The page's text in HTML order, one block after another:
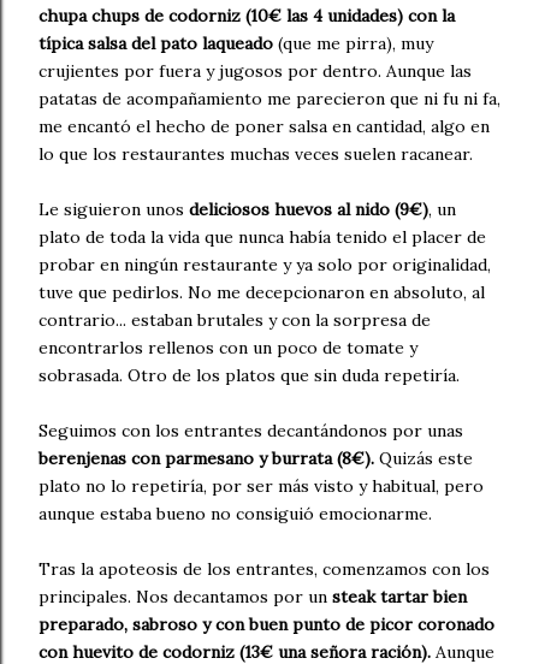
chupa chups de codorniz (10€ las 4 unidades) con la
típica salsa del pato laqueado (que me pirra), muy
crujientes por fuera y jugosos por dentro. Aunque las
patatas de acompañamiento me parecieron que ni fu ni fa,
me encantó el hecho de poner salsa en cantidad, algo en
lo que los restaurantes muchas veces suelen racanear.
Le siguieron unos deliciosos huevos al nido (9€), un
plato de toda la vida que nunca había tenido el placer de
probar en ningún restaurante y ya solo por originalidad,
tuve que pedirlos. No me decepcionaron en absoluto, al
contrario... estaban brutales y con la sorpresa de
encontrarlos rellenos con un poco de tomate y
sobrasada. Otro de los platos que sin duda repetiría.
Seguimos con los entrantes decantándonos por unas
berenjenas con parmesano y burrata (8€). Quizás este
plato no lo repetiría, por ser más visto y habitual, pero
aunque estaba bueno no consiguió emocionarme.
Tras la apoteosis de los entrantes, comenzamos con los
principales. Nos decantamos por un steak tartar bien
preparado, sabroso y con buen punto de picor coronado
con huevito de codorniz (13€ una señora ración). Aunque